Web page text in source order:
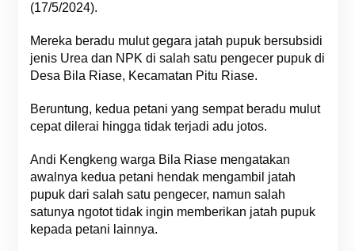
(17/5/2024).
Mereka beradu mulut gegara jatah pupuk bersubsidi
jenis Urea dan NPK di salah satu pengecer pupuk di
Desa Bila Riase, Kecamatan Pitu Riase.
Beruntung, kedua petani yang sempat beradu mulut
cepat dilerai hingga tidak terjadi adu jotos.
Andi Kengkeng warga Bila Riase mengatakan
awalnya kedua petani hendak mengambil jatah
pupuk dari salah satu pengecer, namun salah
satunya ngotot tidak ingin memberikan jatah pupuk
kepada petani lainnya.